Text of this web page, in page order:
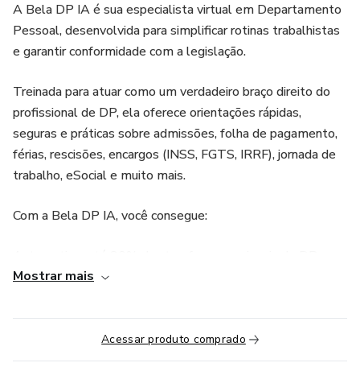
A Bela DP IA é sua especialista virtual em Departamento
Pessoal, desenvolvida para simplificar rotinas trabalhistas
e garantir conformidade com a legislação.
Treinada para atuar como um verdadeiro braço direito do
profissional de DP, ela oferece orientações rápidas,
seguras e práticas sobre admissões, folha de pagamento,
férias, rescisões, encargos (INSS, FGTS, IRRF), jornada de
trabalho, eSocial e muito mais.
Com a Bela DP IA, você consegue:
acessórias.
Ganhar mais agilidade e confiança no cumprimento de
Mostrar mais
Acessar produto comprado